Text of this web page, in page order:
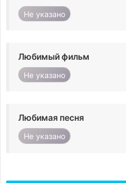
Не указано
Любимый фильм
Не указано
Любимая песня
Не указано